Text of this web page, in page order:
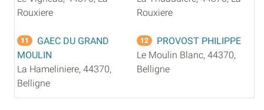
Rouxiere
Rouxiere
11
GAEC DU GRAND
MOULIN
La Hameliniere, 44370,
Belligne
12
PROVOST PHILIPPE
Le Moulin Blanc, 44370,
Belligne